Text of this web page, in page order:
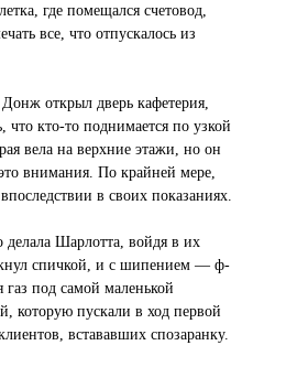
где помещался счетовод,
все, что отпускалось из
открыл дверь кафетерия,
что кто-то поднимается по узкой
вела на верхние этажи, но он
внимания. По крайней мере,
в своих показаниях.
делала Шарлотта, войдя в их
спичкой, и с шипением — ф-
под самой маленькой
которую пускали в ход первой
встававших спозаранку.